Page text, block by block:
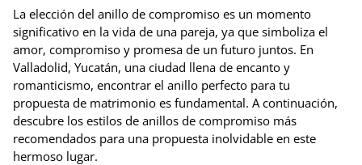
La elección del anillo de compromiso es un momento
significativo en la vida de una pareja, ya que simboliza el
amor, compromiso y promesa de un futuro juntos. En
Valladolid, Yucatán, una ciudad llena de encanto y
romanticismo, encontrar el anillo perfecto para tu
propuesta de matrimonio es fundamental. A continuación,
descubre los estilos de anillos de compromiso más
recomendados para una propuesta inolvidable en este
hermoso lugar.